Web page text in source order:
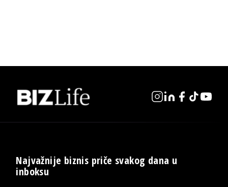
Najvažnije biznis priče svakog dana u
inboksu